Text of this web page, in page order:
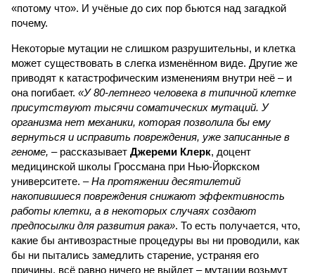
«потому что». И учёные до сих пор бьются над загадкой
почему.
Некоторые мутации не слишком разрушительны, и клетка
может существовать в слегка изменённом виде. Другие же
приводят к катастрофическим изменениям внутри неё – и
она погибает. «У 80-летнего человека в типичной клетке
присутствуют тысячи соматических мутаций. У
организма нет механики, которая позволила бы ему
вернуться и исправить повреждения, уже записанные в
геноме, – рассказывает Джереми Клерк, доцент
медицинской школы Гроссмана при Нью-Йоркском
университете. – На протяжении десятилетий
накопившиеся повреждения снижают эффективность
работы клетки, а в некоторых случаях создают
предпосылки для развития рака». То есть получается, что,
какие бы антивозрастные процедуры вы ни проводили, как
бы ни пытались замедлить старение, устраняя его
причины, всё равно ничего не выйдет – мутации возьмут